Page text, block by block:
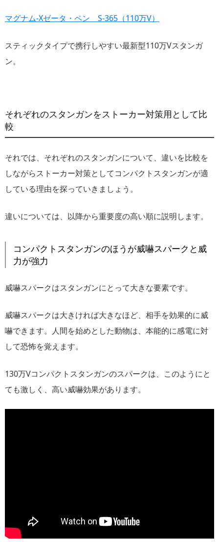
マグナム-Xゼータ・ペン S-365（110万V）
スティックタイプで携行しやすい最新型110万Vスタンガ
ン。
それぞれのスタンガンをストーカー対策用として比
較
それでは、それぞれのスタンガンについて、違いを比較を
しながらストーカー対策としてコンパクトスタンガンが適
している理由を探っていきましょう。
違いについては、以降から重要度の高い順に説明します。
コンパクトスタンガンのほうが威嚇スパークと威
力が強力
威嚇スパークはスタンガンにとって大きな要素です。
威嚇スパークは大きければ大きなほど、相手を効果的に威
嚇できます。人間を始めとした動物は、本能的に感電に対
して恐怖を覚えます。
130万Vコンパクトスタンガンのスパークは、このようにと
ても激しく、高い威嚇効果があります。